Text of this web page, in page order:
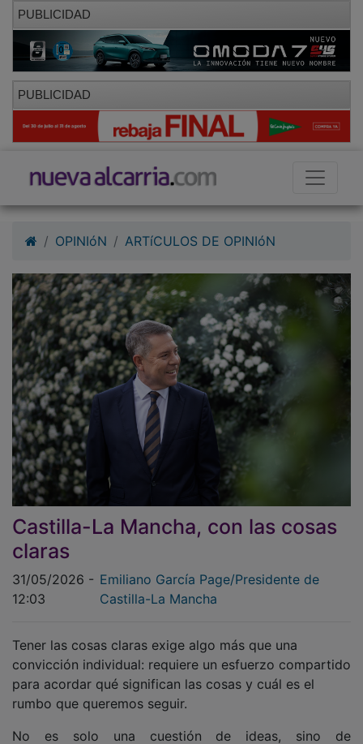
PUBLICIDAD
PUBLICIDAD
OPINIóN ARTíCULOS DE OPINIóN
Castilla-La Mancha, con las cosas
claras
31/05/2026 -
12:03
Emiliano García Page/Presidente de
Castilla-La Mancha
Tener las cosas claras exige algo más que una
convicción individual: requiere un esfuerzo compartido
para acordar qué significan las cosas y cuál es el
rumbo que queremos seguir.
No es solo una cuestión de ideas, sino de